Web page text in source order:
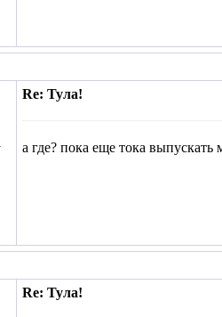
Re: Тула!
а где? пока еще тока
Re: Тула!